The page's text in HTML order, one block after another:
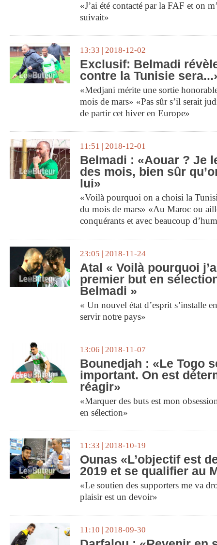
«J’ai été contacté par la FAF et on
suivait»
13:33 | 2018-12-02
Exclusif: Belmadi
contre la Tunisie
«Medjani mérite une sortie
mois de mars» «Pas sûr s’il serait
de partir cet hiver en Europe»
11:51 | 2018-12-01
Belmadi : «Aouar ? Je
des mois, bien sûr
lui»
«Voilà pourquoi on a choisi la
du mois de mars» «Au Maroc ou
conquérants et avec beaucoup
23:05 | 2018-11-24
Atal « Voilà pourquoi
premier but en
Belmadi »
« Un nouvel état d’esprit s’installe
servir notre pays»
13:06 | 2018-11-07
Bounedjah : «Le Togo
important. On est
réagir»
«Marquer des buts est mon
en sélection»
11:33 | 2018-10-19
Ounas «L’objectif est
2019 et se qualifier au
«Le soutien des supporters me va
plaisir est un devoir»
11:10 | 2018-09-30